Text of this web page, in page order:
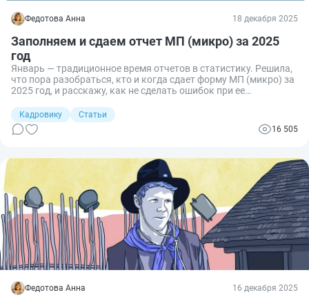
Федотова Анна 18 декабря 2025
Заполняем и сдаем отчет МП (микро) за 2025
год
Январь — традиционное время отчетов в статистику. Решила,
что пора разобраться, кто и когда сдает форму МП (микро) за
2025 год, и расскажу, как не сделать ошибок при ее
Кадровику
Статьи
16 505
Федотова Анна 16 декабря 2025